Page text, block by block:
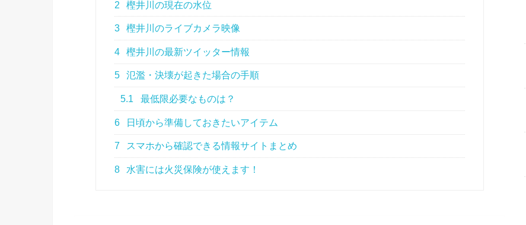
2 樫井川の現在の水位
3 樫井川のライブカメラ映像
4 樫井川の最新ツイッター情報
5 氾濫・決壊が起きた場合の手順
5.1 最低限必要なものは？
6 日頃から準備しておきたいアイテム
7 スマホから確認できる情報サイトまとめ
8 水害には火災保険が使えます！